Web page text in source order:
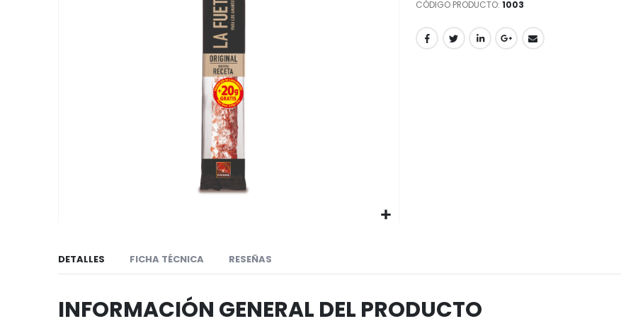
la
CÓDIGO PRODUCTO 1003
DETALLES
INFORMACIÓN GENERAL DEL PRODUCTO
FICHA TÉCNICA RESEÑAS